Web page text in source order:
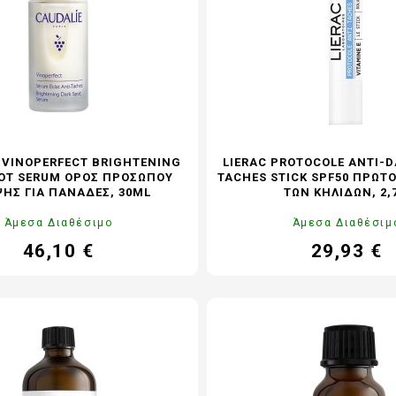
- ΑΝΔΡΙΚΗ ΣΕΙΡΑ
VICHY
LAVISH Face & Body Make-up
BRIGHTENING
SERUM ΟΡΌΣ ΠΡΟΣΏΠΟΥ
ΓΙΑ ΠΑΝΆΔΕΣ, 30ML
Άμεσα Διαθέσιμο
Τιμή
46,10 €
LIERAC PROTOCOLE ANTI-
TACHES STICK SPF50
ΤΩΝ ΚΗΛΊΔΩΝ,
Άμεσα
Τιμή
29,93 €